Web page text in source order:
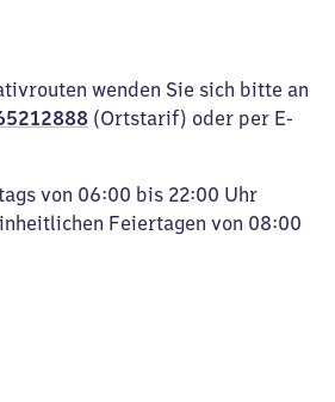
wenden Sie sich bitte an
(Ortstarif) oder per E-
von 06:00 bis 22:00 Uhr
Feiertagen von 08:00